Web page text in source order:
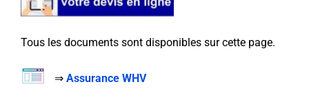
Tous les documents sont disponibles sur cette page.
⇒ Assurance WHV